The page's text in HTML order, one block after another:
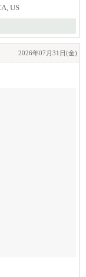
US
2026年07月31日(金)